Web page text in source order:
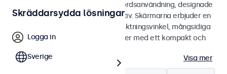
Bildskärmar designade för skrivbordsanvändning, designade
med ett robust och justerbart stativ. Skärmarna erbjuder en
kristallklar bild med en bred betraktningsvinkel, mångsidiga
anslutningsmöjligheter och kommer med ett kompakt och
Visa mer
Skräddarsydda lösningar
Logga in
Sverige